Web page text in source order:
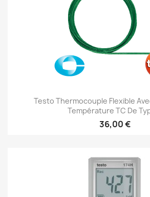
Testo Thermocouple Flexible
Température TC De
36,00 €